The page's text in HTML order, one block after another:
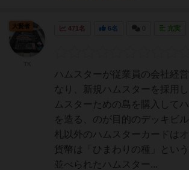
471名 6名 充実
ハムスターが従業員の会社経
なり、新規ハムスターを採用
ムスターための島を購入して
を造る、のが目的のデッキビ
札以外のハムスターカードはオ
貨幣は「ひまわりの種」という
並べられたハムスター...
大賢者